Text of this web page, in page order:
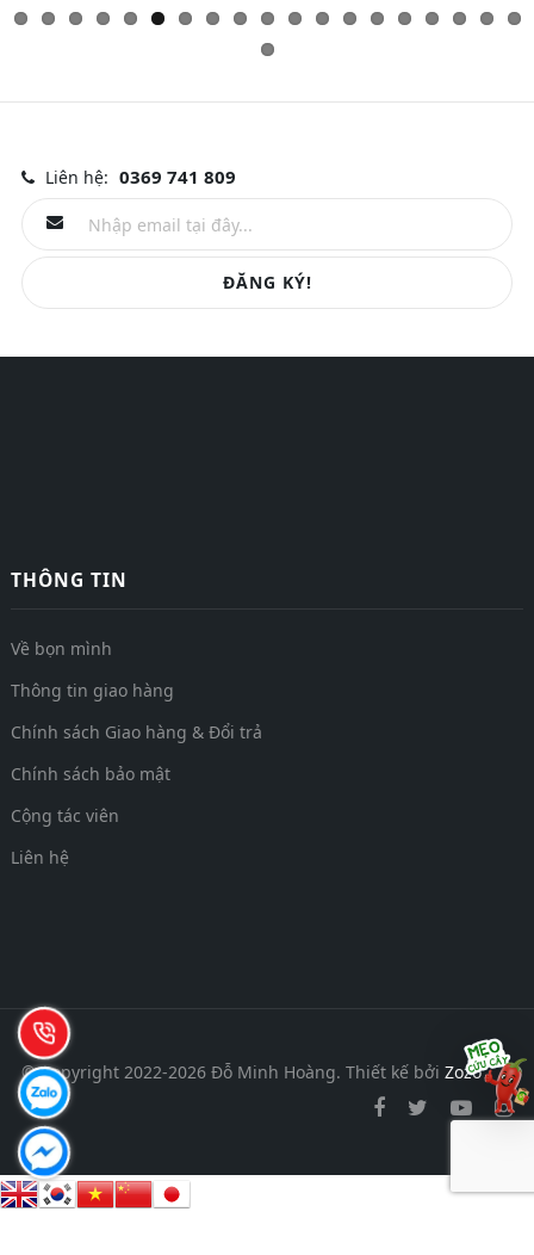
Liên hệ: 0369 741 809
ĐĂNG KÝ!
THÔNG TIN
Về bọn mình
Thông tin giao hàng
Chính sách Giao hàng & Đổi trả
Chính sách bảo mật
Cộng tác viên
Liên hệ
© Copyright 2022-2026 Đỗ Minh Hoàng. Thiết kế bởi Zozo